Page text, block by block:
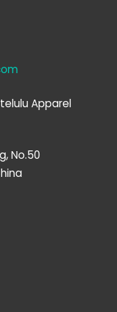
Apparel
No.50